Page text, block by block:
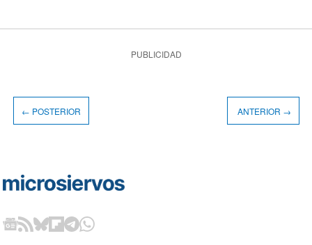
PUBLICIDAD
← POSTERIOR ANTERIOR →